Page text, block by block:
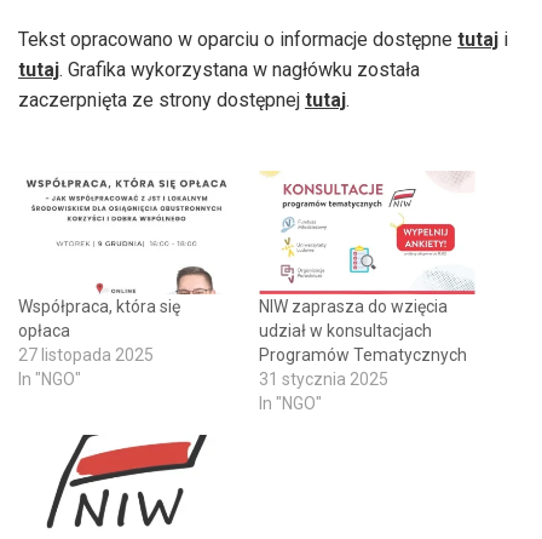
Tekst opracowano w oparciu o informacje dostępne tutaj i
tutaj. Grafika wykorzystana w nagłówku została
zaczerpnięta ze strony dostępnej tutaj.
Współpraca, która się
opłaca
27 listopada 2025
In "NGO"
NIW zaprasza do wzięcia
udział w konsultacjach
Programów Tematycznych
31 stycznia 2025
In "NGO"